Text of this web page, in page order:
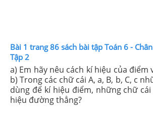
Bài 1 trang 86 sách bài tập Toán 6 -
Tập 2
a) Em hãy nêu cách kí hiệu của
b) Trong các chữ cái A, a, B, b, C, c
dùng để kí hiệu điểm, những chữ
hiệu đường thẳng?